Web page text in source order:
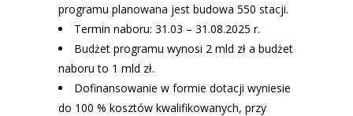
programu planowana jest budowa 550 stacji.
Termin naboru: 31.03 – 31.08.2025 r.
Budżet programu wynosi 2 mld zł a budżet
naboru to 1 mld zł.
Dofinansowanie w formie dotacji wyniesie
do 100 % kosztów kwalifikowanych, przy